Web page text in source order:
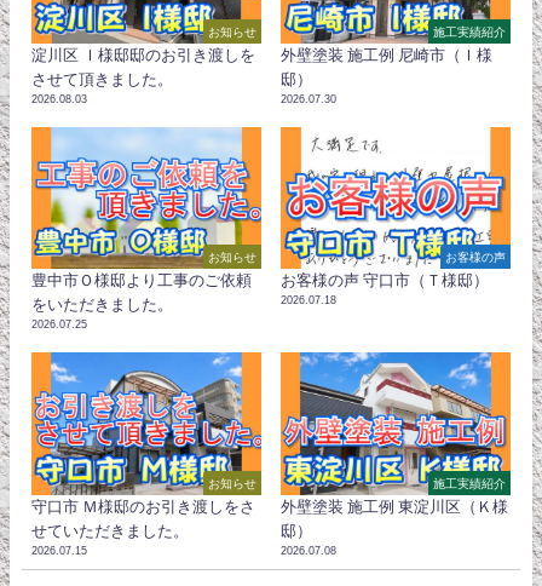
お知らせ
淀川区 Ｉ様邸邸のお引き渡しを
させて頂きました。
2026.08.03
施工実績紹介
外壁塗装 施工例 尼崎市（Ｉ様
邸）
2026.07.30
お知らせ
豊中市Ｏ様邸より工事のご依頼
をいただきました。
2026.07.25
お客様の声
お客様の声 守口市（Ｔ様邸）
2026.07.18
お知らせ
守口市 Ｍ様邸のお引き渡しをさ
せていただきました。
2026.07.15
施工実績紹介
外壁塗装 施工例 東淀川区（Ｋ様
邸）
2026.07.08